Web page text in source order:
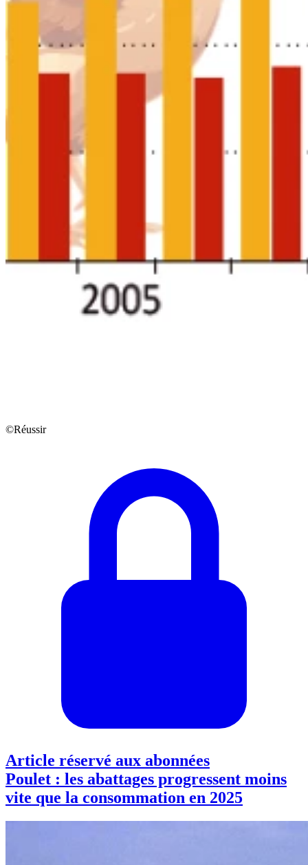
©Réussir
Article réservé aux abonnées
Poulet : les abattages progressent moins
vite que la consommation en 2025